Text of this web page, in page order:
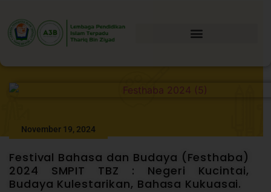
November 19, 2024
Festival Bahasa dan Budaya (Festhaba)
2024 SMPIT TBZ : Negeri Kucintai,
Budaya Kulestarikan, Bahasa Kukuasai.